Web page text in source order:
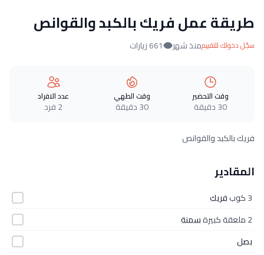
طريقة عمل فريك بالكبد والقوانص
سجّل دخولك للتقييممنذ شهر 661 زيارات
وقت التحضير
30 دقيقة
وقت الطهي
30 دقيقة
عدد الافراد
2 فرد
فريك بالكبد والقوانص
المقادير
3 كوب
فريك
2 ملعقة كبيرة
سمنة
بصل